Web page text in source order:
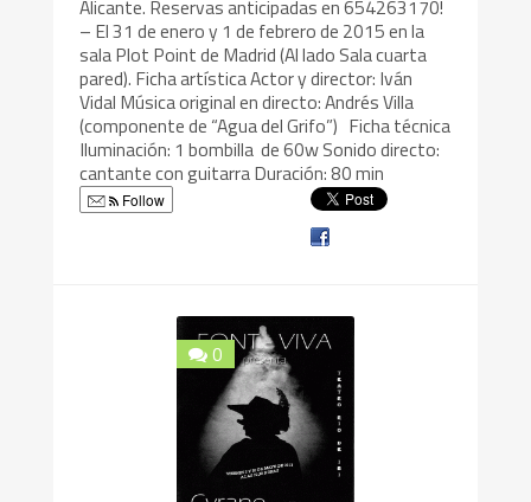
Alicante. Reservas anticipadas en 654263170!
– El 31 de enero y 1 de febrero de 2015 en la
sala Plot Point de Madrid (Al lado Sala cuarta
pared). Ficha artística Actor y director: Iván
Vidal Música original en directo: Andrés Villa
(componente de “Agua del Grifo”) Ficha técnica
Iluminación: 1 bombilla de 60w Sonido directo:
cantante con guitarra Duración: 80 min
Follow
0